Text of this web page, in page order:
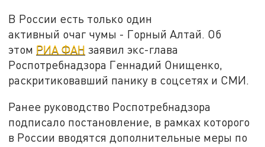
В России есть только один
активный очаг чумы - Горный Алтай. Об
этом РИА ФАН заявил экс-глава
Роспотребнадзора Геннадий Онищенко,
раскритиковавший панику в соцсетях и СМИ.
Ранее руководство Роспотребнадзора
подписало постановление, в рамках которого
в России вводятся дополнительные меры по